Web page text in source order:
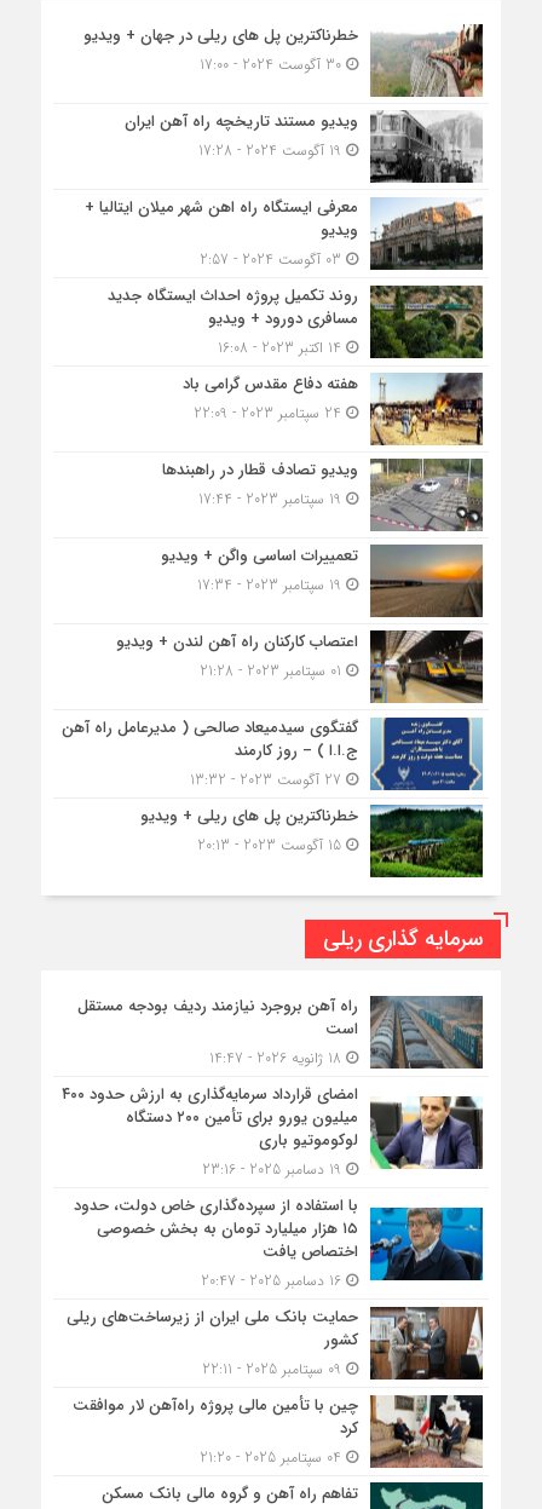
خطرناکترین پل های ریلی در جهان + ویدیو
30 آگوست 2024 - 17:00
ویدیو مستند تاریخچه راه آهن ایران
معرفی ایستگاه راه اهن شهر میلان ایتالیا +
ویدیو
روند تکمیل پروژه احداث ایستگاه جدید
مسافری دورود + ویدیو
هفته دفاع مقدس گرامی باد
ویدیو تصادف قطار در راهبندها
تعمییرات اساسی واگن + ویدیو
اعتصاب کارکنان راه آهن لندن + ویدیو
گفتگوی سیدمیعاد صالحی ( مدیرعامل راه آهن
ج.ا.ا ) – روز کارمند
خطرناکترین پل های ریلی + ویدیو
15 آگوست 2023 - 20:13
سرمایه گذاری ریلی
راه آهن بروجرد نیازمند ردیف بودجه مستقل
است
امضای قرارداد سرمایه‌گذاری به ارزش حدود ۴۰۰
میلیون یورو برای تأمین ۲۰۰ دستگاه
لوکوموتیو باری
با استفاده از سپرده‌گذاری خاص دولت، حدود
۱۵ هزار میلیارد تومان به بخش خصوصی
اختصاص یافت
16 دسامبر 2025 - 20:47
حمایت بانک ملی ایران از زیرساخت‌های ریلی
کشور
چین با تأمین مالی پروژه راه‌آهن لار موافقت
کرد
تفاهم راه آهن و گروه مالی بانک مسکن